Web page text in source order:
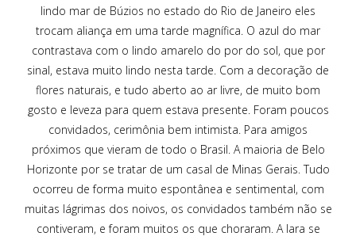
lindo mar de Búzios no estado do Rio de Janeiro eles
trocam aliança em uma tarde magnífica. O azul do mar
contrastava com o lindo amarelo do por do sol, que por
sinal, estava muito lindo nesta tarde. Com a decoração de
flores naturais, e tudo aberto ao ar livre, de muito bom
gosto e leveza para quem estava presente. Foram poucos
convidados, cerimônia bem intimista. Para amigos
próximos que vieram de todo o Brasil. A maioria de Belo
Horizonte por se tratar de um casal de Minas Gerais. Tudo
ocorreu de forma muito espontânea e sentimental, com
muitas lágrimas dos noivos, os convidados também não se
contiveram, e foram muitos os que choraram. A Iara se